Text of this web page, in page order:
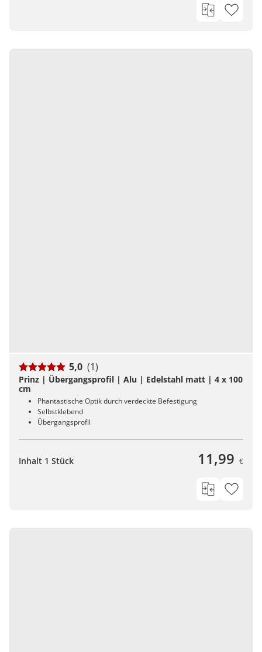
5,0 (1)
Prinz | Übergangsprofil | Alu | Edelstahl matt | 4 x 100
cm
Phantastische Optik durch verdeckte Befestigung
Selbstklebend
Übergangsprofil
Inhalt 1 Stück 11,99 €